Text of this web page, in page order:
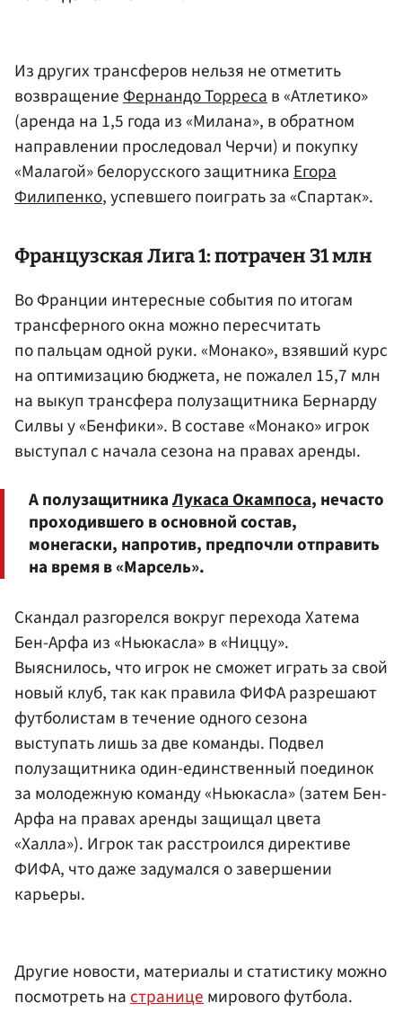
Из других трансферов нельзя не отметить
возвращениеФернандо Торресав «Атлетико»
(аренда на 1,5 года из «Милана», в обратном
направлении проследовал Черчи) и покупку
«Малагой» белорусского защитникаЕгора
Филипенко, успевшего поиграть за «Спартак».
Французская Лига 1: потрачен 31 млн
Во Франции интересные события по итогам
трансферного окна можно пересчитать
по пальцам одной руки. «Монако», взявший курс
на оптимизацию бюджета, не пожалел 15,7 млн
на выкуп трансфера полузащитника Бернарду
Силвы у «Бенфики». В составе «Монако» игрок
выступал с начала сезона на правах аренды.
А полузащитникаЛукаса Окампоса, нечасто
проходившего в основной состав,
монегаски, напротив, предпочли отправить
на время в «Марсель».
Скандал разгорелся вокруг перехода Хатема
Бен-Арфа из «Ньюкасла» в «Ниццу».
Выяснилось, что игрок не сможет играть за свой
новый клуб, так как правила ФИФА разрешают
футболистам в течение одного сезона
выступать лишь за две команды. Подвел
полузащитника один-единственный поединок
за молодежную команду «Ньюкасла» (затем Бен-
Арфа на правах аренды защищал цвета
«Халла»). Игрок так расстроился директиве
ФИФА, что даже задумался о завершении
карьеры.
Другие новости, материалы и статистику можно
посмотреть настраницемирового футбола.